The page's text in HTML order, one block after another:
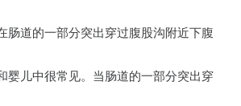
肠道的一部分突出穿过腹股沟附近下腹
婴儿中很常见。当肠道的一部分突出穿